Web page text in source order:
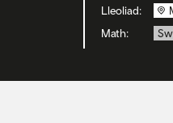
Lleoliad:
Math: